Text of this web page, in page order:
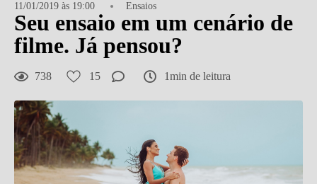
11/01/2019 às 19:00 Ensaios
Seu ensaio em um cenário de
filme. Já pensou?
738 15 1min de leitura